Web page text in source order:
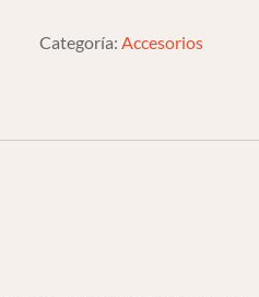
Touring
Categoría:Accesorios